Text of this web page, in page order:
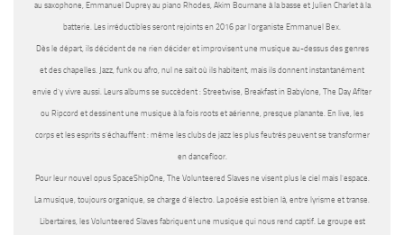
au saxophone, Emmanuel Duprey au piano Rhodes, Akim Bournane à la basse et Julien Charlet à la
batterie. Les irréductibles seront rejoints en 2016 par l’organiste Emmanuel Bex.
Dès le départ, ils décident de ne rien décider et improvisent une musique au-dessus des genres
et des chapelles. Jazz, funk ou afro, nul ne sait où ils habitent, mais ils donnent instantanément
envie d’y vivre aussi. Leurs albums se succèdent : Streetwise, Breakfast in Babylone, The Day Aflter
ou Ripcord et dessinent une musique à la fois roots et aérienne, presque planante. En live, les
corps et les esprits s’échauffent : même les clubs de jazz les plus feutrés peuvent se transformer
en dancefloor.
Pour leur nouvel opus SpaceShipOne, The Volunteered Slaves ne visent plus le ciel mais l’espace.
La musique, toujours organique, se charge d’électro. La poésie est bien là, entre lyrisme et transe.
Libertaires, les Volunteered Slaves fabriquent une musique qui nous rend captif. Le groupe est